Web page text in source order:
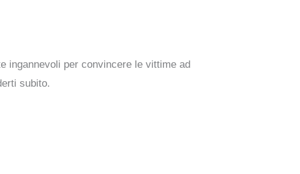
ingannevoli per convincere le vittime ad
subito.